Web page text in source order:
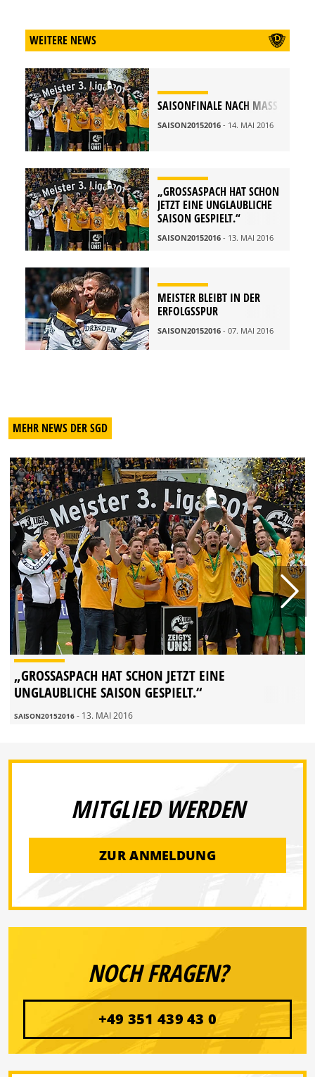
WEITERE NEWS
SAISONFINALE NACH MASS
SAISON20152016 - 14. MAI 2016
„GROSSASPACH HAT SCHON J
ETZT EINE UNGLAUBLICHE S
AISON GESPIELT.“
SAISON20152016 - 13. MAI 2016
MEISTER BLEIBT IN DER
ERFOLGSSPUR
SAISON20152016 - 07. MAI 2016
MEHR NEWS DER SGD
„GROSSASPACH HAT SCHON JETZT EINE U
NGLAUBLICHE SAISON GESPIELT.“
SAISON20152016 - 13. MAI 2016
MITGLIED WERDEN
ZUR ANMELDUNG
NOCH FRAGEN?
+49 351 439 43 0